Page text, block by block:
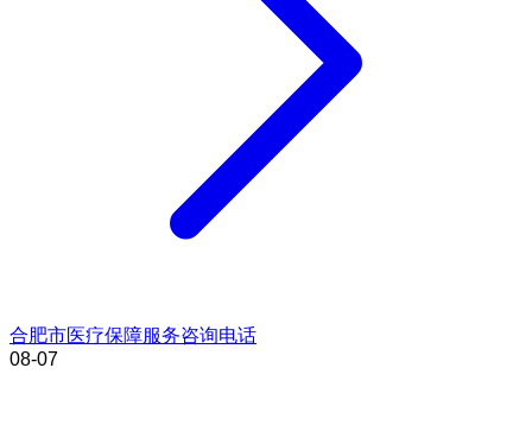
合肥市医疗保障服务咨询电话
08-07